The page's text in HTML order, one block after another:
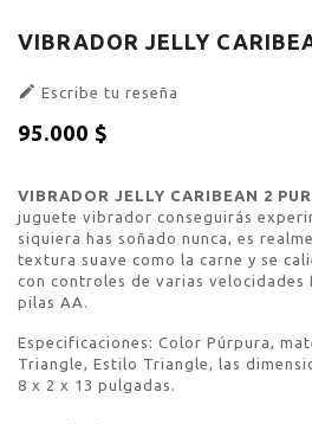
VIBRADOR JELLY
 Escribe tu reseña
95.000 $
VIBRADOR JELLY CARIBEAN 2
juguete vibrador conseguirás
siquiera has soñado nunca, es
textura suave como la carne y se
con controles de varias velocidades
pilas AA.
Especificaciones: Color Púrpura,
Triangle, Estilo Triangle, las
8 x 2 x 13 pulgadas.